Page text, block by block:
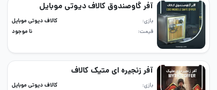
آفر گاوصندوق کالاف دیوتی موبایل
بازی
کالاف دیوتی موبایل
قیمت
نا موجود
آفر زنجیره‌ ای متیک کالاف
بازی
کالاف دیوتی موبایل